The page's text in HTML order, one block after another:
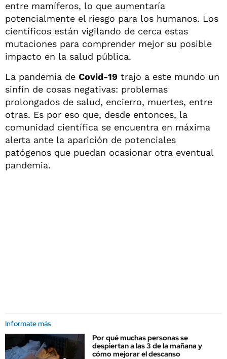
entre mamíferos, lo que aumentaría
potencialmente el riesgo para los humanos. Los
científicos están vigilando de cerca estas
mutaciones para comprender mejor su posible
impacto en la salud pública.
La pandemia de Covid-19 trajo a este mundo un
sinfín de cosas negativas: problemas
prolongados de salud, encierro, muertes, entre
otras. Es por eso que, desde entonces, la
comunidad científica se encuentra en máxima
alerta ante la aparición de potenciales
patógenos que puedan ocasionar otra eventual
pandemia.
Informate más
Por qué muchas personas se
despiertan a las 3 de la mañana y
cómo mejorar el descanso